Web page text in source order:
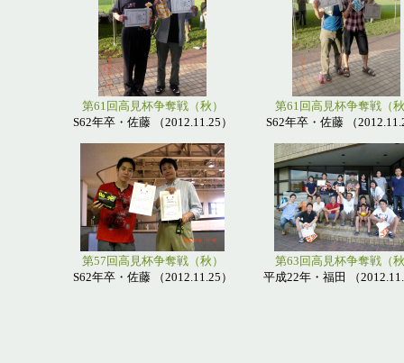
第61回高見杯争奪戦（秋）
S62年卒・佐藤 （2012.11.25）
第61回高見杯争奪戦（
S62年卒・佐藤 （
第57回高見杯争奪戦（秋）
S62年卒・佐藤 （2012.11.25）
第63回高見杯争奪戦（
平成22年・福田 （